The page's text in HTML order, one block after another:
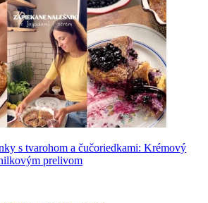
s tvarohom a čučoriedkami: Krémový
prelivom